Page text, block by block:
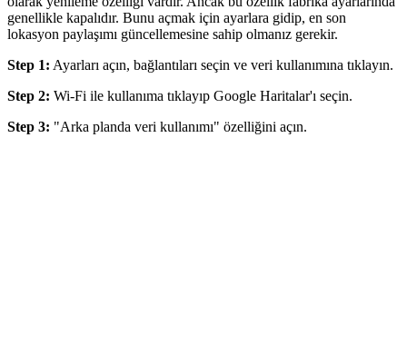
genellikle kapalıdır. Bunu açmak için ayarlara gidip, en son
lokasyon paylaşımı güncellemesine sahip olmanız gerekir.
Step 1: Ayarları açın, bağlantıları seçin ve veri kullanımına tıklayın.
Step 2: Wi-Fi ile kullanıma tıklayıp Google Haritalar'ı seçin.
Step 3: "Arka planda veri kullanımı" özelliğini açın.